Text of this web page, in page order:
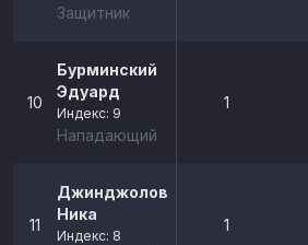
Защитник
10
Бурминский
Эдуард
Индекс: 9
Нападающий
1
11
Джинджолова
Ника
Индекс: 8
1